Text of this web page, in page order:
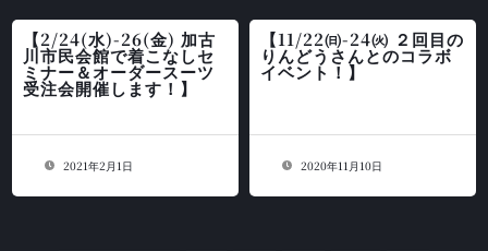
【2/24(水)-26(金) 加古
川市民会館で着こなしセ
ミナー＆オーダースーツ
受注会開催します！】
2021年2月1日
【11/22㈰-24㈫ ２回目の
りんどうさんとのコラボ
イベント！】
2020年11月10日